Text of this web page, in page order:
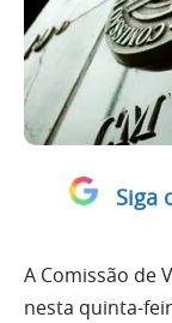
Siga
A Comissão de
nesta quinta-